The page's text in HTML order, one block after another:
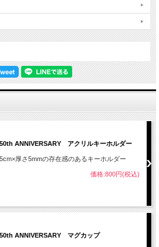
ANNIVERSARY アクリルキーホルダー
厚さ5mmの存在感のあるキーホルダー
価格:800円(税込)
ANNIVERSARY マグカップ